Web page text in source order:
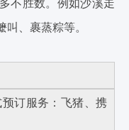
不胜数。例如沙溪走
、裹蒸粽等。
订服务：飞猪、携